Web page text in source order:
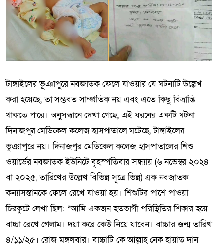
টাঙ্গাইলের ভূঞাপুরে নবজাতক ফেলে যাওয়ার যে ঘটনাটি উল্লেখ
করা হয়েছে, তা সম্ভবত সাম্প্রতিক নয় এবং এতে কিছু বিভ্রান্তি
থাকতে পারে। অনুসন্ধানে দেখা গেছে, এই ধরনের একটি ঘটনা
দিনাজপুর মেডিকেল কলেজ হাসপাতালে ঘটেছে, টাঙ্গাইলের
ভূঞাপুরে নয়। দিনাজপুর মেডিকেল কলেজ হাসপাতালের শিশু
ওয়ার্ডের নবজাতক ইউনিটে বৃহস্পতিবার সন্ধ্যায় (৬ নভেম্বর ২০২৪
বা ২০২৫, তারিখের উল্লেখ বিভিন্ন সূত্রে ভিন্ন) এক নবজাতক
কন্যাসন্তানকে ফেলে রেখে যাওয়া হয়। শিশুটির পাশে পাওয়া
চিরকুটে লেখা ছিল: “আমি একজন হতভাগী পরিস্থিতির শিকার হয়ে
বাচ্চা রেখে গেলাম। দয়া করে কেউ নিয়ে যাবেন। বাচ্চার জন্ম তারিখ
৪/১১/২৫। রোজ মঙ্গলবার। বাচ্চাটি কে আল্লাহ নেক হায়াত দান